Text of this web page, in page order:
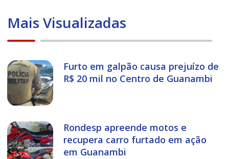
Mais Visualizadas
Furto em galpão causa prejuízo de
R$ 20 mil no Centro de Guanambi
Rondesp apreende motos e
recupera carro furtado em ação
em Guanambi